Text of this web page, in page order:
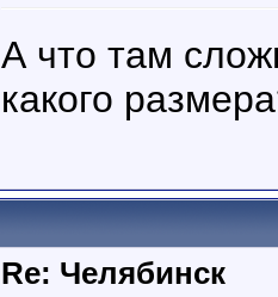
А что там
какого
Re: Челябинск